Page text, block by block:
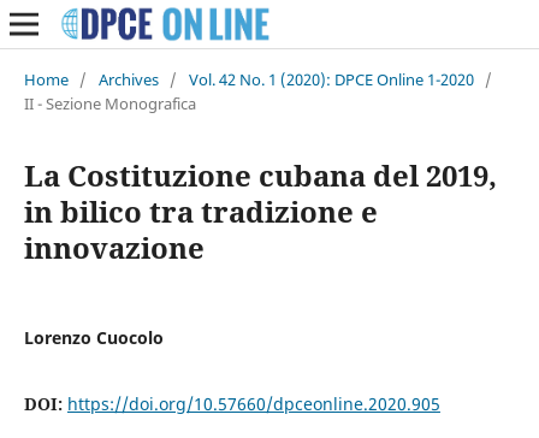
Home / Archives / Vol. 42 No. 1 (2020): DPCE Online 1-2020 /
II - Sezione Monografica
La Costituzione cubana del 2019,
in bilico tra tradizione e
innovazione
Lorenzo Cuocolo
DOI: https://doi.org/10.57660/dpceonline.2020.905